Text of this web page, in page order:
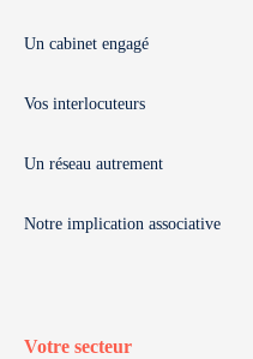
Un cabinet engagé
Vos interlocuteurs
Un réseau autrement
Notre implication associative
Votre secteur